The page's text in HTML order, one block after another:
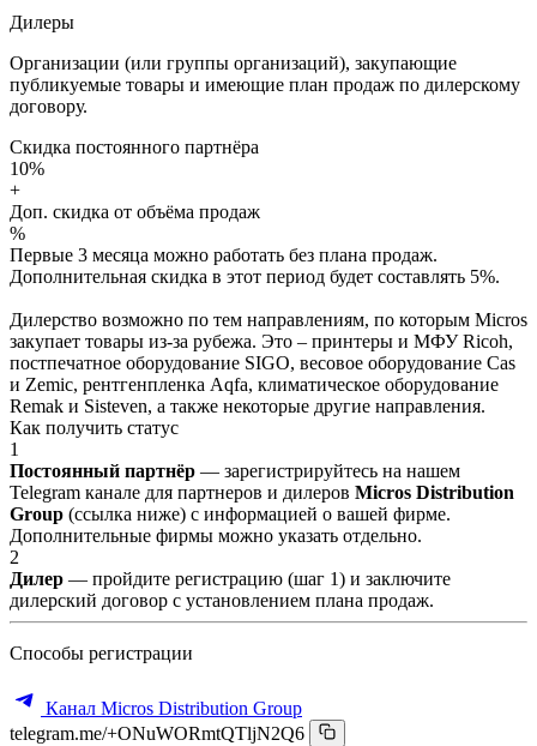
Дилеры
Организации (или группы организаций), закупающие
публикуемые товары и имеющие план продаж по дилерскому
договору.
Скидка постоянного партнёра
10%
+
Доп. скидка от объёма продаж
%
Первые 3 месяца можно работать без плана продаж.
Дополнительная скидка в этот период будет составлять 5%.
Дилерство возможно по тем направлениям, по которым Micros
закупает товары из-за рубежа. Это – принтеры и МФУ Ricoh,
постпечатное оборудование SIGO, весовое оборудование Cas
и Zemic, рентгенпленка Aqfa, климатическое оборудование
Remak и Sisteven, а также некоторые другие направления.
Как получить статус
1
Постоянный партнёр — зарегистрируйтесь на нашем
Telegram канале для партнеров и дилеров Micros Distribution
Group (ссылка ниже) с информацией о вашей фирме.
Дополнительные фирмы можно указать отдельно.
2
Дилер — пройдите регистрацию (шаг 1) и заключите
дилерский договор с установлением плана продаж.
Способы регистрации
Канал Micros Distribution Group
telegram.me/+ONuWORmtQTljN2Q6